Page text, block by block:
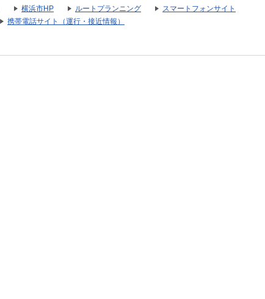
横浜市HP ルートプランニング
スマートフォンサイト
携帯電話サイト（運行・接近情報）